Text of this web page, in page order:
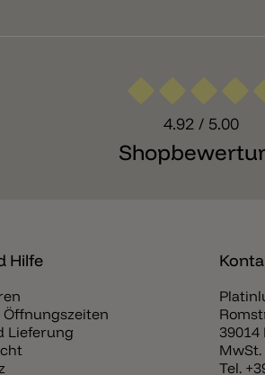
4.92 / 5.00
MwSt.
Tel.
Hilfe
Lieferung